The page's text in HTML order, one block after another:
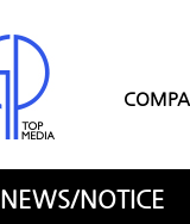
NEWS/NOTICE